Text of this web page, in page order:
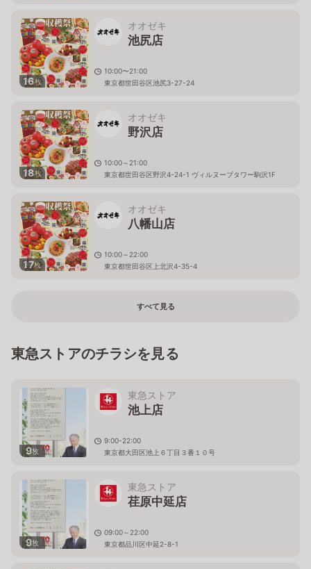
16枚
オオゼキ
池尻店
10:00〜21:00
東京都世田谷区池尻3-27-24
18枚
オオゼキ
野沢店
10:00～21:00
東京都世田谷区野沢4-24-1 ヴィルヌーブタワー駒沢1F
17枚
オオゼキ
八幡山店
10:00～22:00
東京都世田谷区上北沢4-35-4
すべて見る
東急ストアのチラシを見る
9枚
東急ストア
池上店
9:00-22:00
東京都大田区池上６丁目３番１０号
9枚
東急ストア
荏原中延店
09:00～22:00
東京都品川区中延2-8-1